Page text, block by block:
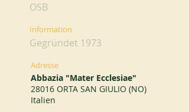
OSB
Information
Gegründet 1973
Adresse
Abbazia "Mater Ecclesiae"
28016 ORTA SAN GIULIO (NO)
Italien